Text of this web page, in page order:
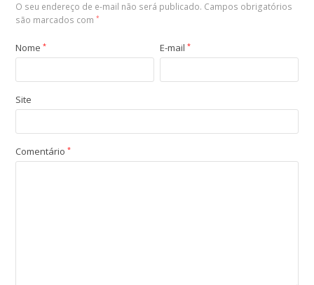
O seu endereço de e-mail não será publicado. Campos obrigatórios
são marcados com*
Nome* E-mail*
Site
Comentário*